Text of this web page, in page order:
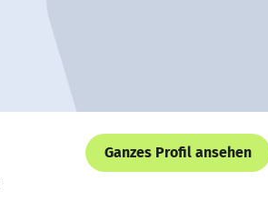
Ganzes Profil ansehen